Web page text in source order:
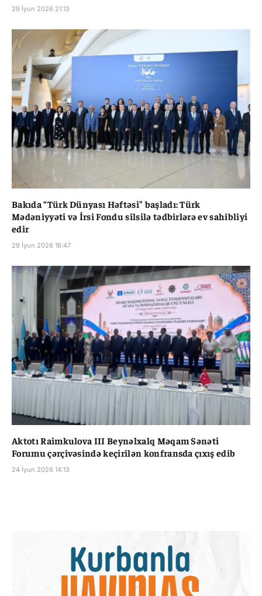
29 İyun 2026 21:13
Bakıda “Türk Dünyası Həftəsi” başladı: Türk
Mədəniyyəti və İrsi Fondu silsilə tədbirlərə ev sahibliyi
edir
29 İyun 2026 18:47
Aktotı Raimkulova III Beynəlxalq Məqam Sənəti
Forumu çərçivəsində keçirilən konfransda çıxış edib
24 İyun 2026 14:13